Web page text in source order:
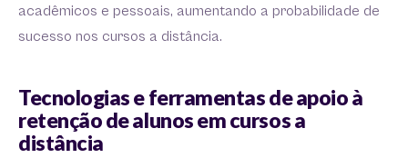
acadêmicos e pessoais, aumentando a probabilidade de
sucesso nos cursos a distância.
Tecnologias e ferramentas de apoio à
retenção de alunos em cursos a
distância